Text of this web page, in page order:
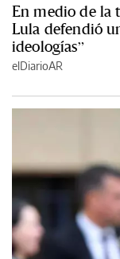
En medio de la
Lula defendió
ideologías”
elDiarioAR